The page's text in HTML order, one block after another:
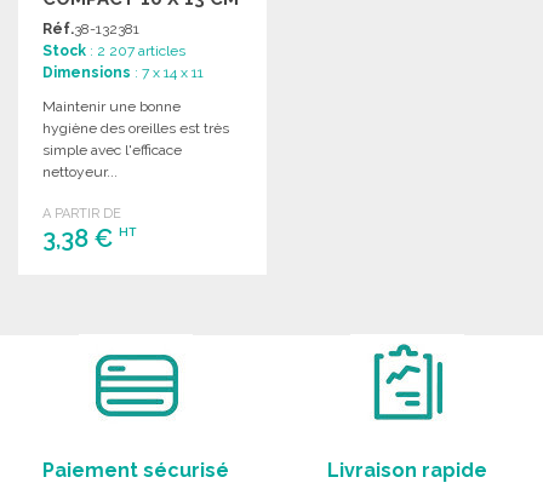
Réf.38-132381
Stock : 2 207 articles
Dimensions : 7 x 14 x 11
Maintenir une bonne
hygiène des oreilles est très
simple avec l'efficace
nettoyeur...
A PARTIR DE
3,38 € HT
Paiement sécurisé Livraison rapide